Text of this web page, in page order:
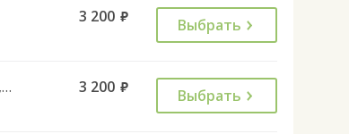
3 200 руб. Выбрать
Пн,Вт,Ср,Чт,Сб 3 200 руб. Выбрать